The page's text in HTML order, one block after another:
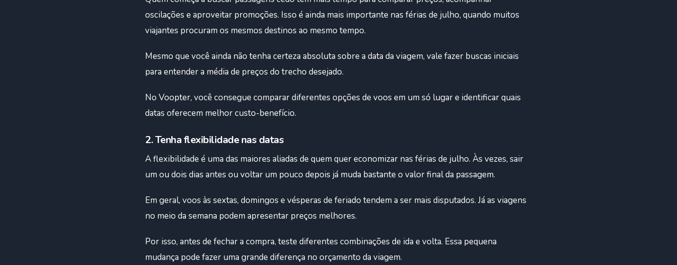
oscilações e aproveitar promoções. Isso é ainda mais importante nas férias de julho, quando muitos
viajantes procuram os mesmos destinos ao mesmo tempo.
Mesmo que você ainda não tenha certeza absoluta sobre a data da viagem, vale fazer buscas iniciais
para entender a média de preços do trecho desejado.
No Voopter, você consegue comparar diferentes opções de voos em um só lugar e identificar quais
datas oferecem melhor custo-benefício.
2. Tenha flexibilidade nas datas
A flexibilidade é uma das maiores aliadas de quem quer economizar nas férias de julho. Às vezes, sair
um ou dois dias antes ou voltar um pouco depois já muda bastante o valor final da passagem.
Em geral, voos às sextas, domingos e vésperas de feriado tendem a ser mais disputados. Já as viagens
no meio da semana podem apresentar preços melhores.
Por isso, antes de fechar a compra, teste diferentes combinações de ida e volta. Essa pequena
mudança pode fazer uma grande diferença no orçamento da viagem.